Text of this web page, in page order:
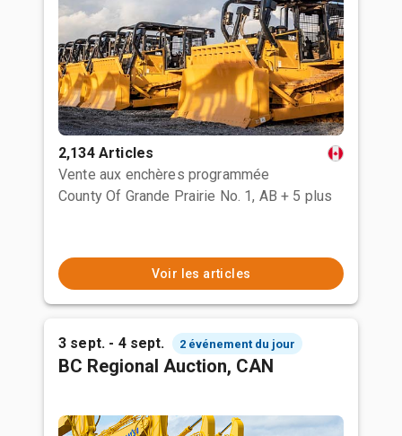
2,134 Articles
Vente aux enchères programmée
County Of Grande Prairie No. 1, AB + 5 plus
Voir les articles
3 sept. - 4 sept. 2 événement du jour
BC Regional Auction, CAN